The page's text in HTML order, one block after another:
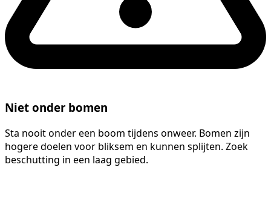
Niet onder bomen
Sta nooit onder een boom tijdens onweer. Bomen zijn
hogere doelen voor bliksem en kunnen splijten. Zoek
beschutting in een laag gebied.